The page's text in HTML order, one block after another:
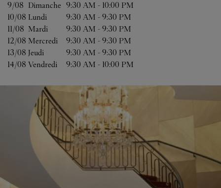
9/08 Dimanche 9:30 AM - 10:00 PM
10/08 Lundi 9:30 AM - 9:30 PM
11/08 Mardi 9:30 AM - 9:30 PM
12/08 Mercredi 9:30 AM - 9:30 PM
13/08 Jeudi 9:30 AM - 9:30 PM
14/08 Vendredi 9:30 AM - 10:00 PM